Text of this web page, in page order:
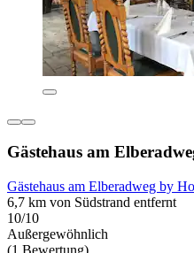
Gästehaus am
Gästehaus am Elberadweg by
6,7 km von Südstrand entfernt
10/10
Außergewöhnlich
(1 Bewertung)